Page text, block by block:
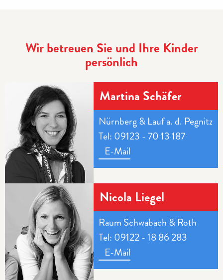
Wir betreuen Sie und Ihre Kinder
persönlich
Martina Schäfer
Nürnberg & Lauf a. d. Pegnitz
Tel: 09123 - 70 13 187
E-Mail
Nicola Liegel
Raum Schwabach & Roth
Tel: 09122 - 18 86 283
E-Mail